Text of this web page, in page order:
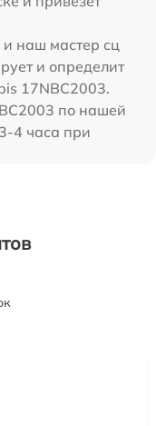
и наш мастер сц
и определит
17NBC2003.
по нашей
4 часа при